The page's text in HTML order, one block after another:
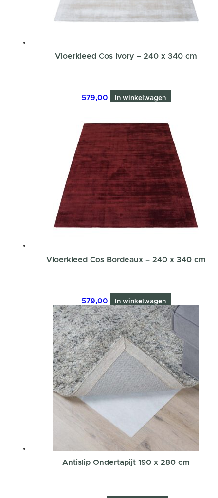
Vloerkleed Cos Ivory – 240 x 340 cm
579,00 In winkelwagen
Vloerkleed Cos Bordeaux – 240 x 340 cm
579,00 In winkelwagen
Antislip Ondertapijt 190 x 280 cm